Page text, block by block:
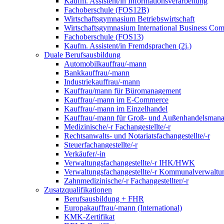
Fachoberschule (FOS12B)
Wirtschaftsgymnasium Betriebswirtschaft
Wirtschaftsgymnasium International Business
Fachoberschule (FOS13)
Kaufm. Assistent/in Fremdsprachen (2j.)
Duale Berufsausbildung
Automobilkauffrau/-mann
Bankkauffrau/-mann
Industriekauffrau/-mann
Kauffrau/mann für Büromanagement
Kauffrau/-mann im E-Commerce
Kauffrau/-mann im Einzelhandel
Kauffrau/-mann für Groß- und
Medizinische/-r Fachangestellte/-r
Rechtsanwalts- und Notariatsfachangestellte/-r
Steuerfachangestellte/-r
Verkäufer/-in
Verwaltungs­fach­angestellte/-r IHK/HWK
Verwaltungsfach­angestellte/-r
Zahnmedizinische/-r Fachangestellter/-r
Zusatzqualifikationen
Berufsausbildung + FHR
Europakauffrau/-mann (International)
KMK-Zertifikat